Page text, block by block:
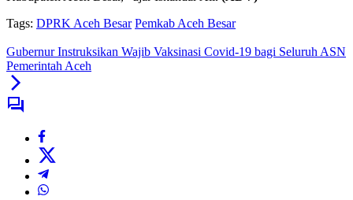
Tags: DPRK Aceh Besar Pemkab Aceh Besar
Gubernur Instruksikan Wajib Vaksinasi Covid-19 bagi Seluruh ASN
Pemerintah Aceh